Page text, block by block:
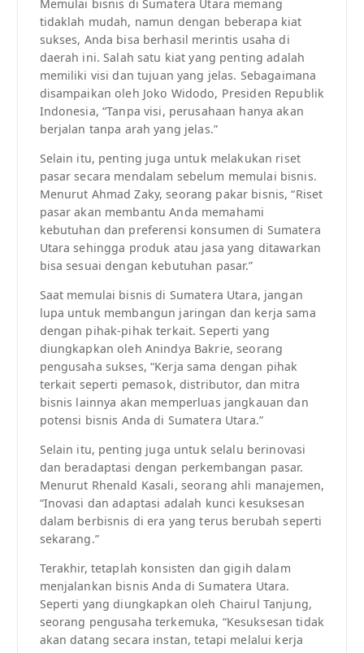
Memulai bisnis di Sumatera Utara memang
tidaklah mudah, namun dengan beberapa kiat
sukses, Anda bisa berhasil merintis usaha di
daerah ini. Salah satu kiat yang penting adalah
memiliki visi dan tujuan yang jelas. Sebagaimana
disampaikan oleh Joko Widodo, Presiden Republik
Indonesia, “Tanpa visi, perusahaan hanya akan
berjalan tanpa arah yang jelas.”
Selain itu, penting juga untuk melakukan riset
pasar secara mendalam sebelum memulai bisnis.
Menurut Ahmad Zaky, seorang pakar bisnis, “Riset
pasar akan membantu Anda memahami
kebutuhan dan preferensi konsumen di Sumatera
Utara sehingga produk atau jasa yang ditawarkan
bisa sesuai dengan kebutuhan pasar.”
Saat memulai bisnis di Sumatera Utara, jangan
lupa untuk membangun jaringan dan kerja sama
dengan pihak-pihak terkait. Seperti yang
diungkapkan oleh Anindya Bakrie, seorang
pengusaha sukses, “Kerja sama dengan pihak
terkait seperti pemasok, distributor, dan mitra
bisnis lainnya akan memperluas jangkauan dan
potensi bisnis Anda di Sumatera Utara.”
Selain itu, penting juga untuk selalu berinovasi
dan beradaptasi dengan perkembangan pasar.
Menurut Rhenald Kasali, seorang ahli manajemen,
“Inovasi dan adaptasi adalah kunci kesuksesan
dalam berbisnis di era yang terus berubah seperti
sekarang.”
Terakhir, tetaplah konsisten dan gigih dalam
menjalankan bisnis Anda di Sumatera Utara.
Seperti yang diungkapkan oleh Chairul Tanjung,
seorang pengusaha terkemuka, “Kesuksesan tidak
akan datang secara instan, tetapi melalui kerja